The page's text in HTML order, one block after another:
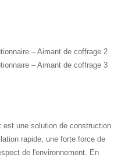
est une solution de construction
rapide, une forte force de
de l'environnement. En